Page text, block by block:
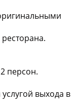
персон.
выхода в